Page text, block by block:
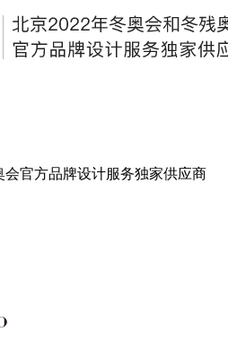
会官方品牌设计服务独家供应商